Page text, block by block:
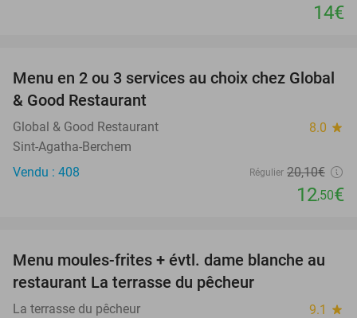
14€
38%
Menu en 2 ou 3 services au choix chez Global
& Good Restaurant
Global & Good Restaurant 8.0 star
Sint-Agatha-Berchem
Vendu : 408
Régulier 20,10€
12,50€
58%
Menu moules-frites + évtl. dame blanche au
restaurant La terrasse du pêcheur
La terrasse du pêcheur 9.1 star